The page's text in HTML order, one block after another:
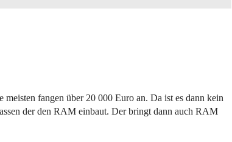
fangen über 20 000 Euro an. Da ist es dann kein
der den RAM einbaut. Der bringt dann auch RAM